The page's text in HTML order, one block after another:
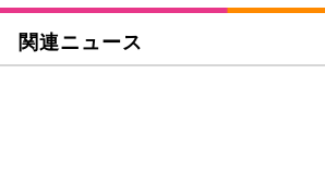
関連ニュース